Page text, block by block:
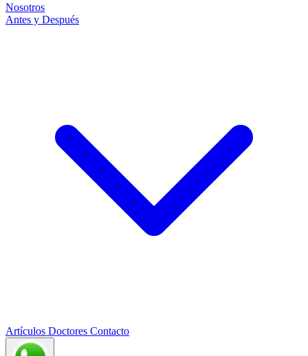
Nosotros
Antes y Después
Artículos Doctores Contacto